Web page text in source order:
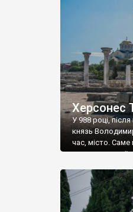
візантійської
культурної
Офіційно – на
влада в
Херсонес
У 988 році,
князь
час, місто.
диктувати свої
Херсонесі
християнином.
Херсонесу